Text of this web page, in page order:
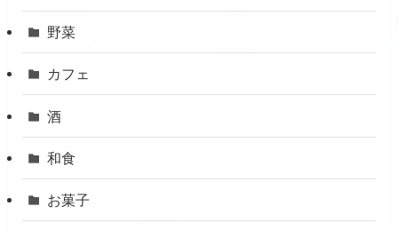
野菜
カフェ
酒
和食
お菓子